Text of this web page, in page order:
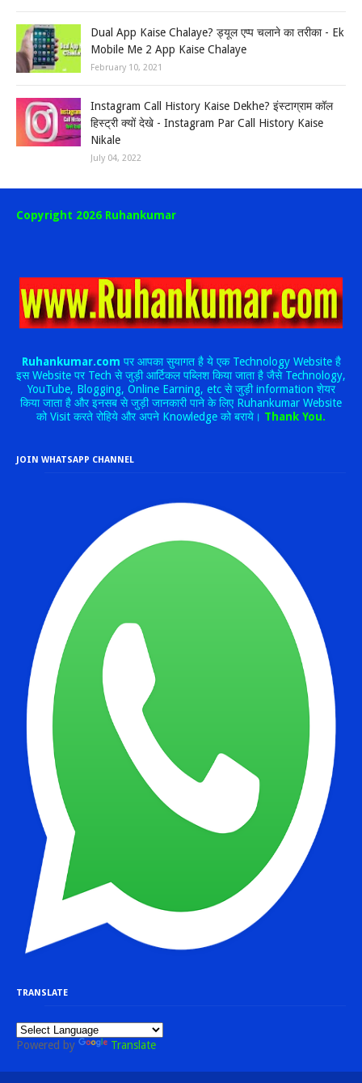
Dual App Kaise Chalaye? ड्यूल एप्प चलाने का तरीका - Ek
Mobile Me 2 App Kaise Chalaye
February 10, 2021
Instagram Call History Kaise Dekhe? इंस्टाग्राम कॉल
हिस्ट्री क्यों देखे - Instagram Par Call History Kaise
Nikale
July 04, 2022
Copyright 2026 Ruhankumar
Ruhankumar.com पर आपका सुयागत है ये एक Technology Website है
इस Website पर Tech से जुड़ी आर्टिकल पब्लिश किया जाता है जैसे Technology,
YouTube, Blogging, Online Earning, etc से जुड़ी information शेयर
किया जाता है और इनसब से जुड़ी जानकारी पाने के लिए Ruhankumar Website
को Visit करते रोहिये और अपने Knowledge को बराये। Thank You.
JOIN WHATSAPP CHANNEL
TRANSLATE
Powered by Translate